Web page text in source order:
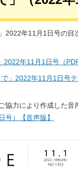
2022年11月1日号の
2022年11月1日号（
で」2022年11月1日号
協力により作成した音
号）【音声版】